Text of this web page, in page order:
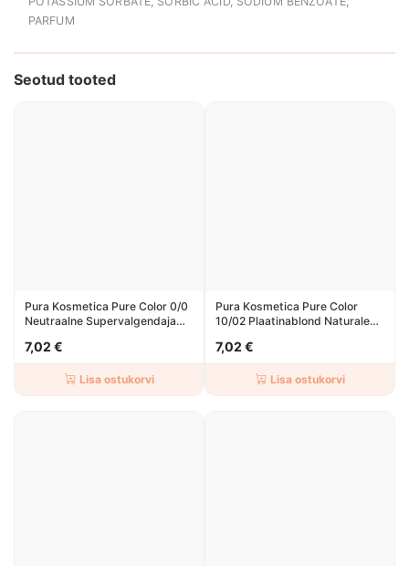
PARFUM
Seotud tooted
Pura Kosmetica Pure Color 0/0
Neutraalne Supervalgendaja
7,02 €
Lisa ostukorvi
Pura Kosmetica Pure Color
10/02 Plaatinablond Naturale
7,02 €
Lisa ostukorvi